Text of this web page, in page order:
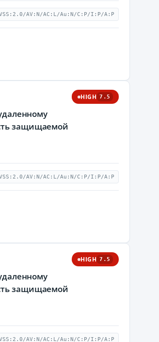
AV:N/AC:L/Au:N/C:P/I:P/A:P
HIGH 7.5
защищаемой
AV:N/AC:L/Au:N/C:P/I:P/A:P
HIGH 7.5
защищаемой
AV:N/AC:L/Au:N/C:P/I:P/A:P